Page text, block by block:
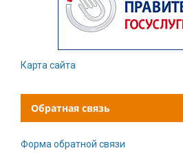
Карта сайта
Обратная связь
Форма обратной связи